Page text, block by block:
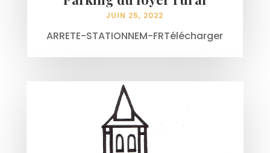
JUIN 25, 2022
ARRETE-STATIONNEM-FRTélécharger